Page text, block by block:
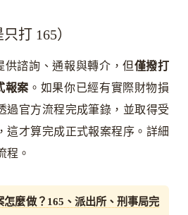
打 165）
供諮詢、通報與轉介，但僅撥打
報案 。如果你已經有實際財物損
過官方流程完成筆錄，並取得受
這才算完成正式報案程序。詳細
程。
怎麼做？165、派出所、刑事局完